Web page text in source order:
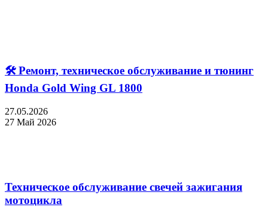
🛠 Ремонт, техническое обслуживание и тюнинг
Honda Gold Wing GL 1800
27.05.2026
27 Май 2026
Техническое обслуживание свечей зажигания
мотоцикла